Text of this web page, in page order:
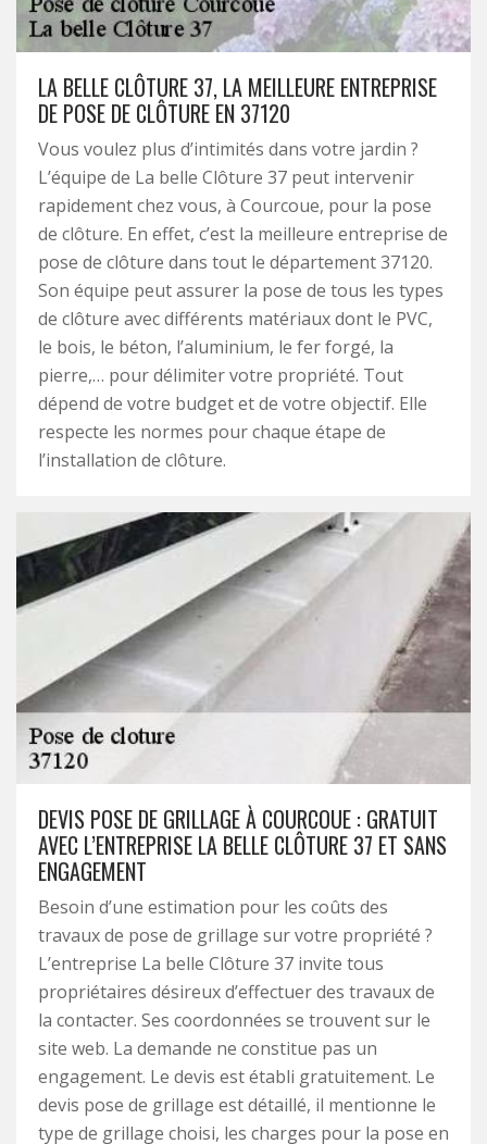
LA BELLE CLÔTURE 37, LA MEILLEURE ENTREPRISE
DE POSE DE CLÔTURE EN 37120
Vous voulez plus d’intimités dans votre jardin ?
L’équipe de La belle Clôture 37 peut intervenir
rapidement chez vous, à Courcoue, pour la pose
de clôture. En effet, c’est la meilleure entreprise de
pose de clôture dans tout le département 37120.
Son équipe peut assurer la pose de tous les types
de clôture avec différents matériaux dont le PVC,
le bois, le béton, l’aluminium, le fer forgé, la
pierre,… pour délimiter votre propriété. Tout
dépend de votre budget et de votre objectif. Elle
respecte les normes pour chaque étape de
l’installation de clôture.
DEVIS POSE DE GRILLAGE À COURCOUE : GRATUIT
AVEC L’ENTREPRISE LA BELLE CLÔTURE 37 ET SANS
ENGAGEMENT
Besoin d’une estimation pour les coûts des
travaux de pose de grillage sur votre propriété ?
L’entreprise La belle Clôture 37 invite tous
propriétaires désireux d’effectuer des travaux de
la contacter. Ses coordonnées se trouvent sur le
site web. La demande ne constitue pas un
engagement. Le devis est établi gratuitement. Le
devis pose de grillage est détaillé, il mentionne le
type de grillage choisi, les charges pour la pose en